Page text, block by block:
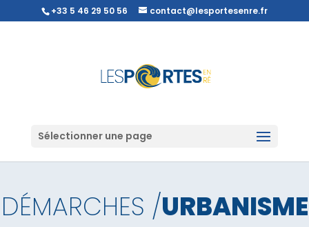
+33 5 46 29 50 56 contact@lesportesenre.fr
Sélectionner une page
DÉMARCHES /URBANISME